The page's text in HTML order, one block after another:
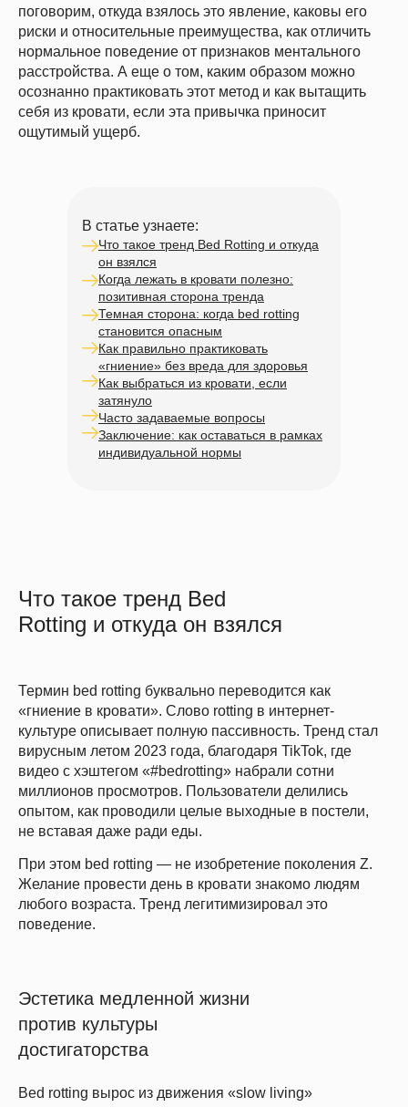
поговорим, откуда взялось это явление, каковы его
риски и относительные преимущества, как отличить
нормальное поведение от признаков ментального
расстройства. А еще о том, каким образом можно
осознанно практиковать этот метод и как вытащить
себя из кровати, если эта привычка приносит
ощутимый ущерб.
В статье узнаете:
Что такое тренд Bed Rotting и откуда
он взялся
Когда лежать в кровати полезно:
позитивная сторона тренда
Темная сторона: когда bed rotting
становится опасным
Как правильно практиковать
«гниение» без вреда для здоровья
Как выбраться из кровати, если
затянуло
Часто задаваемые вопросы
Заключение: как оставаться в рамках
индивидуальной нормы
Что такое тренд Bed
Rotting и откуда он взялся
Термин bed rotting буквально переводится как
«гниение в кровати». Слово rotting в интернет-
культуре описывает полную пассивность. Тренд стал
вирусным летом 2023 года, благодаря TikTok, где
видео с хэштегом «#bedrotting» набрали сотни
миллионов просмотров. Пользователи делились
опытом, как проводили целые выходные в постели,
не вставая даже ради еды.
При этом bed rotting — не изобретение поколения Z.
Желание провести день в кровати знакомо людям
любого возраста. Тренд легитимизировал это
поведение.
Эстетика медленной жизни
против культуры
достигаторства
Bed rotting вырос из движения «slow living»